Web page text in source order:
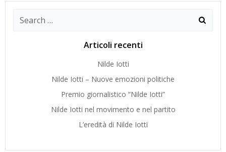
Search
Articoli recenti
Nilde Iotti
Nilde Iotti – Nuove emozioni politiche
Premio giornalistico “Nilde Iotti”
Nilde Iotti nel movimento e nel partito
L’eredità di Nilde Iotti